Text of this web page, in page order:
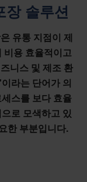
장 솔루션
유통 지점이 제
비용 효율적이고
니스 및 제조 환
라는 단어가 의
스를 보다 효율
로 모색하고 있
한 부분입니다.